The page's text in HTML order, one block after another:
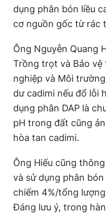
dụng phân bón liều
cơ nguồn gốc từ rác
Ông Nguyễn Quang
Trồng trọt và Bảo
nghiệp và Môi
dư cadimi nếu đổ lỗi
dụng phân DAP là
pH trong đất cũng
hòa tan cadimi.
Ông Hiếu cũng
và sử dụng phân bón
chiếm 4%/tổng
Đáng lưu ý, trong